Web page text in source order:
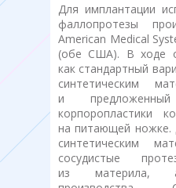
Для имплантации
фаллопротезы
American Medical
(обе США). В ходе
как стандартный
синтетическим
и
корпоропластики
на питающей ножке.
синтетическим
сосудистые
из материла,